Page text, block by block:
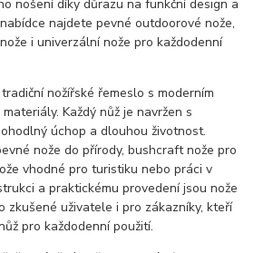
nošení díky důrazu na funkční design a
najdete pevné outdoorové nože,
i univerzální nože pro každodenní
nožířské řemeslo s moderním
Každý nůž je navržen s
úchop a dlouhou životnost.
nože do přírody, bushcraft nože pro
vhodné pro turistiku nebo práci v
a praktickému provedení jsou nože
zkušené uživatele i pro zákazníky, kteří
pro každodenní použití.